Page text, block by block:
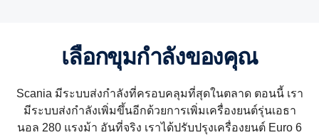
เลือกขุมกำลังของคุณ
Scania มีระบบส่งกำลังที่ครอบคลุมที่สุดในตลาด ตอนนี้ เรา
มีระบบส่งกำลังเพิ่มขึ้นอีกด้วยการเพิ่มเครื่องยนต์รุ่นเอธา
นอล 280 แรงม้า อันที่จริง เราได้ปรับปรุงเครื่องยนต์ Euro 6